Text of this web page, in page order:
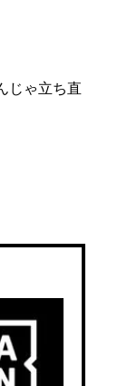
じゃ立ち直